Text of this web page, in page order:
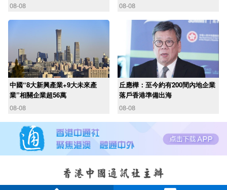
08-08
08-08
中國“8大新興產業+9大未來產
業”相關企業超56萬
08-08
丘應樺：至今約有200間內地企業
落戶香港準備出海
08-08